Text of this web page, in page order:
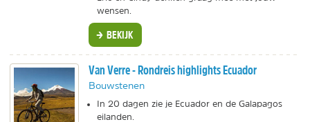
wensen.
BEKIJK
Van Verre - Rondreis highlights Ecuador
Bouwstenen
In 20 dagen zie je Ecuador en de Galapagos
eilanden.